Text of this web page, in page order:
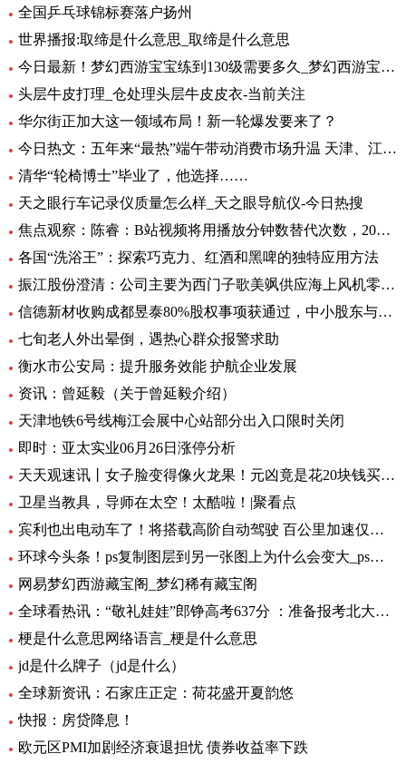
全国乒乓球锦标赛落户扬州
世界播报:取缔是什么意思_取缔是什么意思
今日最新！梦幻西游宝宝练到130级需要多久_梦幻西游宝宝练级地点
头层牛皮打理_仓处理头层牛皮皮衣-当前关注
华尔街正加大这一领域布局！新一轮爆发要来了？
今日热文：五年来“最热”端午带动消费市场升温 天津、江苏、重庆等5省销售额超过2019年
清华“轮椅博士”毕业了，他选择……
天之眼行车记录仪质量怎么样_天之眼导航仪-今日热搜
焦点观察：陈睿：B站视频将用播放分钟数替代次数，2022 年 UP 主总收入同比增加 28%
各国“洗浴王”：探索巧克力、红酒和黑啤的独特应用方法
振江股份澄清：公司主要为西门子歌美飒供应海上风机零部件-环球精选
信德新材收购成都昱泰80%股权事项获通过，中小股东与大股东存分歧
七旬老人外出晕倒，遇热心群众报警求助
衡水市公安局：提升服务效能 护航企业发展
资讯：曾延毅（关于曾延毅介绍）
天津地铁6号线梅江会展中心站部分出入口限时关闭
即时：亚太实业06月26日涨停分析
天天观速讯丨女子脸变得像火龙果！元凶竟是花20块钱买的……
卫星当教具，导师在太空！太酷啦！|聚看点
宾利也出电动车了！将搭载高阶自动驾驶 百公里加速仅需1.5秒 全球要闻
环球今头条！ps复制图层到另一张图上为什么会变大_ps复制图层到另一张图
网易梦幻西游藏宝阁_梦幻稀有藏宝阁
全球看热讯：“敬礼娃娃”郎铮高考637分 ：准备报考北大，未来做公务员为人民服务
梗是什么意思网络语言_梗是什么意思
jd是什么牌子（jd是什么）
全球新资讯：石家庄正定：荷花盛开夏韵悠
快报：房贷降息！
欧元区PMI加剧经济衰退担忧 债券收益率下跌